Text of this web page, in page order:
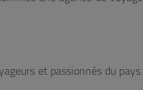
et passionnés du pays.